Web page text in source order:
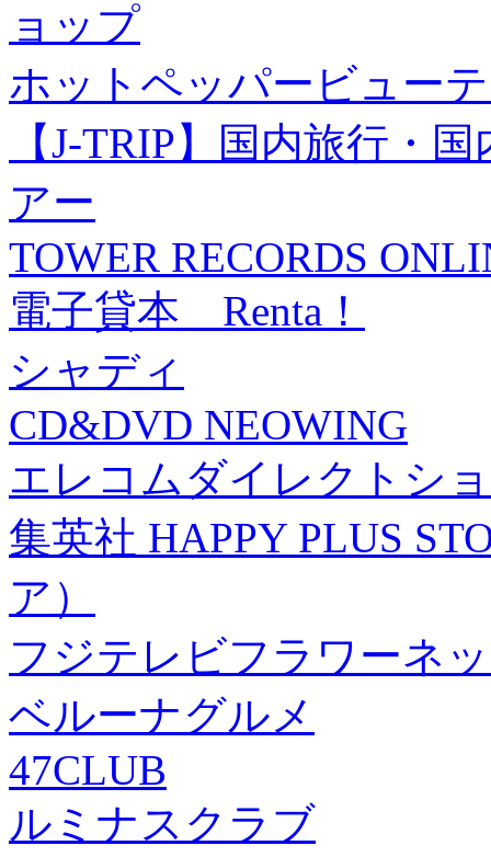
ョップ
ホットペッパービュー
【J-TRIP】国内旅行・
アー
TOWER RECORDS
電子貸本 Renta！
シャディ
CD&DVD NEOWING
エレコムダイレクトシ
集英社 HAPPY PLUS
ア）
フジテレビフラワーネ
ベルーナグルメ
47CLUB
ルミナスクラブ